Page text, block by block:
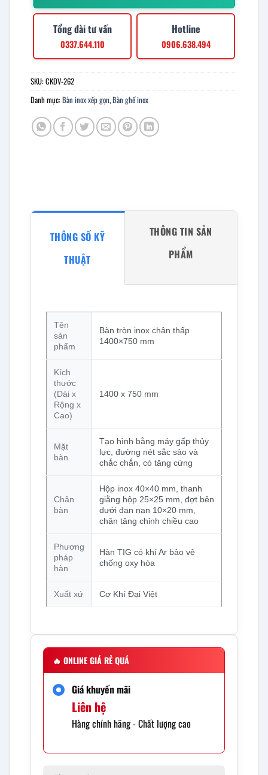
Tổng đài tư vấn
0337.644.110
Hotline
0906.638.494
SKU:CKDV-262
Danh mục:Bàn inox xếp gọn,Bàn ghế inox
THÔNG SỐ KỸ
THUẬT
THÔNG TIN SẢN
PHẨM
Tên
sản
phẩm
Bàn tròn inox chân thấp
1400×750 mm
Kích
thước
(Dài x
Rộng x
Cao)
1400 x 750 mm
Mặt
bàn
Tạo hình bằng máy gấp thủy
lực, đường nét sắc sảo và
chắc chắn, có tăng cứng
Chân
bàn
Hộp inox 40×40 mm, thanh
giằng hộp 25×25 mm, đợt bên
dưới đan nan 10×20 mm,
chân tăng chỉnh chiều cao
Phương
pháp
hàn
Hàn TIG có khí Ar bảo vệ
chống oxy hóa
Xuất xứ Cơ Khí Đại Việt
🔥 ONLINE GIÁ RẺ QUÁ
Giá khuyến mãi
Liên hệ
Hàng chính hãng - Chất lượng cao